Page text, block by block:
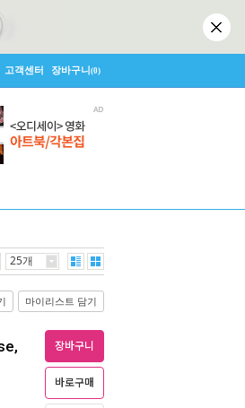
고객센터 장바구니(0)
25개
마이리스트 담기
장바구니
바로구매